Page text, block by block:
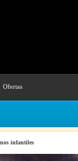
Ofertas
infantiles